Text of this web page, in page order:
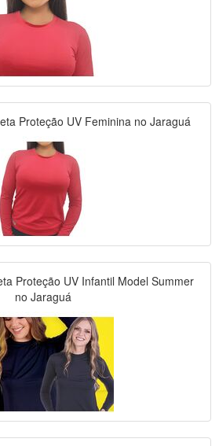
Proteção UV Feminina no Jaraguá
Proteção UV Infantil Model Summer
no Jaraguá